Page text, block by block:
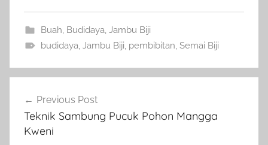
Buah, Budidaya, Jambu Biji
budidaya, Jambu Biji, pembibitan, Semai Biji
pos
Previous Post
Teknik Sambung Pucuk Pohon Mangga
Kweni